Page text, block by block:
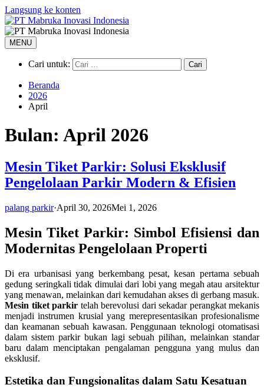
Langsung ke konten
MENU
Cari untuk:
Beranda
2026
April
Bulan: April 2026
Mesin Tiket Parkir: Solusi Eksklusif
Pengelolaan Parkir Modern & Efisien
palang parkir·April 30, 2026Mei 1, 2026
Mesin Tiket Parkir: Simbol Efisiensi dan
Modernitas Pengelolaan Properti
Di era urbanisasi yang berkembang pesat, kesan pertama sebuah
gedung seringkali tidak dimulai dari lobi yang megah atau arsitektur
yang menawan, melainkan dari kemudahan akses di gerbang masuk.
Mesin tiket parkir telah berevolusi dari sekadar perangkat mekanis
menjadi instrumen krusial yang merepresentasikan profesionalisme
dan keamanan sebuah kawasan. Penggunaan teknologi otomatisasi
dalam sistem parkir bukan lagi sebuah pilihan, melainkan standar
baru dalam menciptakan pengalaman pengguna yang mulus dan
eksklusif.
Estetika dan Fungsionalitas dalam Satu Kesatuan